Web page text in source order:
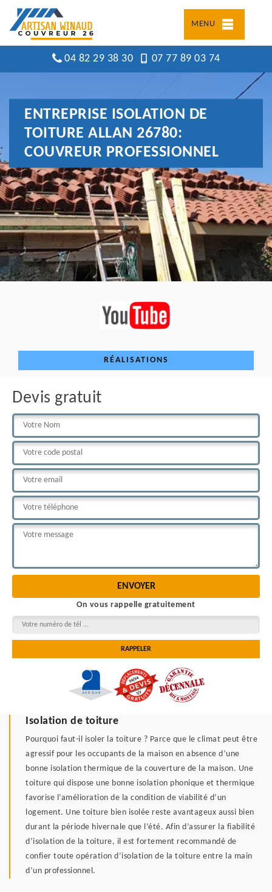
MENU
04 82 29 38 30 07 77 89 03 74
ENTREPRISE ISOLATION DE
TOITURE ALLAN 26780:
COUVREUR PROFESSIONNEL
RÉALISATIONS
Devis gratuit
On vous rappelle gratuitement
Isolation de toiture
Pourquoi faut-il isoler la toiture ? Parce que le climat peut être
agressif pour les occupants de la maison en absence d’une
bonne isolation thermique de la couverture de la maison. Une
toiture qui dispose une bonne isolation phonique et thermique
favorise l’amélioration de la condition de viabilité d’un
logement. Une toiture bien isolée reste avantageux aussi bien
durant la période hivernale que l’été. Afin d’assurer la fiabilité
d’isolation de la toiture, il est fortement recommandé de
confier toute opération d’isolation de la toiture entre la main
d’un professionnel.